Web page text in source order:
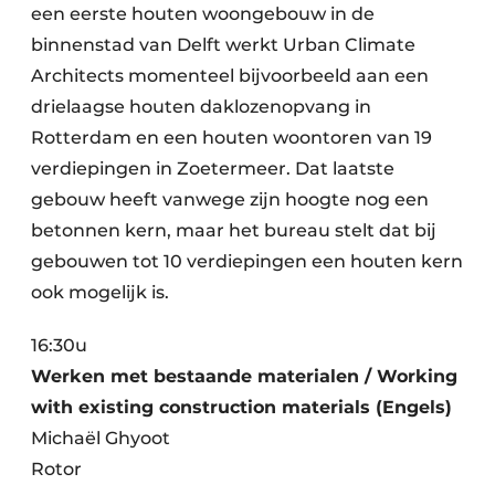
een eerste houten woongebouw in de
binnenstad van Delft werkt Urban Climate
Architects momenteel bijvoorbeeld aan een
drielaagse houten daklozenopvang in
Rotterdam en een houten woontoren van 19
verdiepingen in Zoetermeer. Dat laatste
gebouw heeft vanwege zijn hoogte nog een
betonnen kern, maar het bureau stelt dat bij
gebouwen tot 10 verdiepingen een houten kern
ook mogelijk is.
16:30u
Werken met bestaande materialen / Working
with existing construction materials (Engels)
Michaël Ghyoot
Rotor